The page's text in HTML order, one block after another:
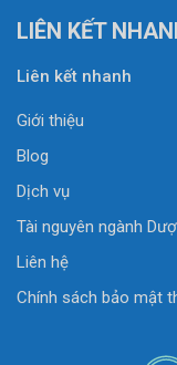
LIÊN KẾT
Liên kết nhanh
Giới thiệu
Blog
Dịch vụ
Tài nguyên ngành
Liên hệ
Chính sách bảo mật